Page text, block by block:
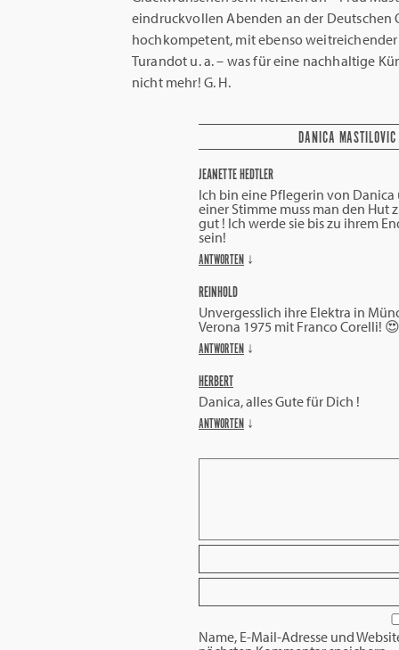
eindruckvollen Abenden an der Deutschen
hochkompetent, mit ebenso
Turandot u. a. – was für eine nachhaltige
nicht mehr! G. H.
DANICA MASTILOVIC
JEANETTE HEDTLER
Ich bin eine Pflegerin von Danica
einer Stimme muss man den Hut
gut ! Ich werde sie bis zu ihrem
sein!
ANTWORTEN ↓
REINHOLD
Unvergesslich ihre Elektra in
Verona 1975 mit Franco Corelli! 😍
ANTWORTEN ↓
HERBERT
Danica, alles Gute für Dich !
ANTWORTEN ↓
Name, E-Mail-Adresse und